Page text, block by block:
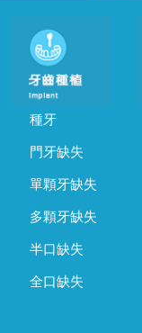
種牙
門牙缺失
單顆牙缺失
多顆牙缺失
半口缺失
全口缺失